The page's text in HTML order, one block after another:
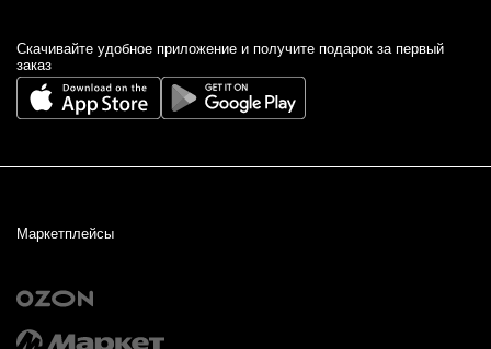
Cкачивайте удобное приложение и получите подарок за первый
заказ
Маркетплейсы